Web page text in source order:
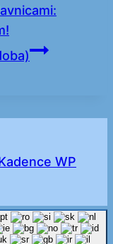
WP